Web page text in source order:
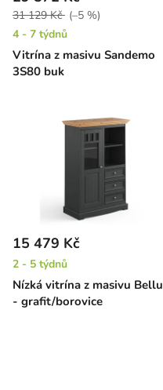
Vitrína z masivu Sandemo
3S80 buk
31 129 Kč (–5 %)
4 - 7 týdnů
Nízká vitrína z masivu Bellu
- grafit/borovice
15 479 Kč
2 - 5 týdnů